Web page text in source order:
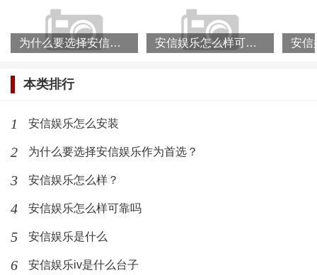
为什么要选择安信娱乐作为首选？ 安信娱乐怎么样可靠吗 安信
本类排行
1 安信娱乐怎么安装
2 为什么要选择安信娱乐作为首选？
3 安信娱乐怎么样？
4 安信娱乐怎么样可靠吗
5 安信娱乐是什么
6 安信娱乐iv是什么台子